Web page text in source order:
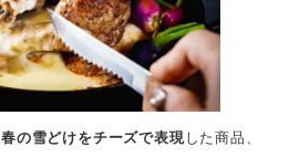
春の雪どけをチーズで表現した商品、